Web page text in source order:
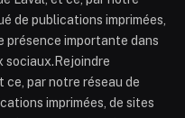
de publications imprimées,
présence importante dans
sociaux.Rejoindre
ce, par notre réseau de
imprimées, de sites